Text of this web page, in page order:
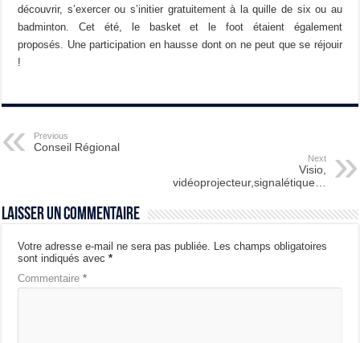
découvrir, s’exercer ou s’initier gratuitement à la quille de six ou au
badminton. Cet été, le basket et le foot étaient également
proposés. Une participation en hausse dont on ne peut que se réjouir
!
Previous
Conseil Régional
Next
Visio,
vidéoprojecteur,signalétique…
Laisser un commentaire
Votre adresse e-mail ne sera pas publiée. Les champs obligatoires
sont indiqués avec*
Commentaire*